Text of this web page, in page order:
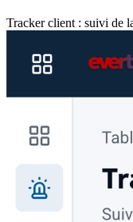
Tracker client : suivi de